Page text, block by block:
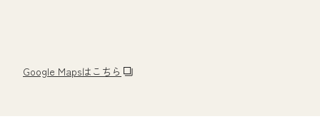
Google Mapsはこちら